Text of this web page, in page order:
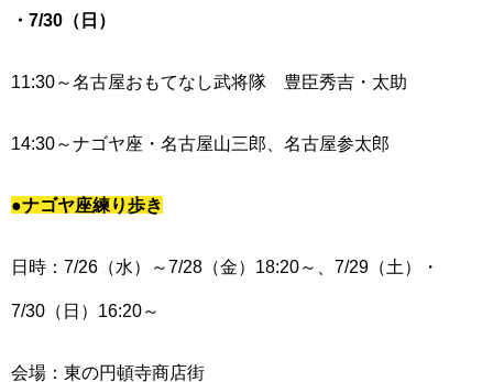
・7/30（日）
11:30～名古屋おもてなし武将隊 豊臣秀吉・太助
14:30～ナゴヤ座・名古屋山三郎、名古屋参太郎
●ナゴヤ座練り歩き
日時：7/26（水）～7/28（金）18:20～、7/29（土）・
7/30（日）16:20～
会場：東の円頓寺商店街